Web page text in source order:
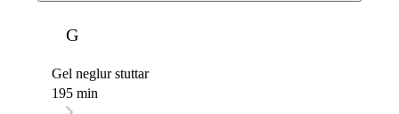
G
Gel neglur stuttar
195 min